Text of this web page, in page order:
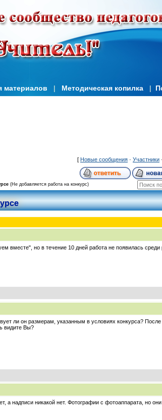
материалов | Методическая копилка |
[ Новые сообщения · Участники ·
(Не добавляется работа на конкурс)
вместе", но в течение 10 дней работа не появилась
ли он размерам, указанным в условиях конкурса?
видите Вы?
а надписи никакой нет. Фотографии с фотоаппарата, но